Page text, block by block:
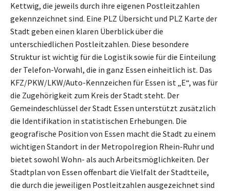
Kettwig, die jeweils durch ihre eigenen Postleitzahlen
gekennzeichnet sind. Eine PLZ Übersicht und PLZ Karte der
Stadt geben einen klaren Überblick über die
unterschiedlichen Postleitzahlen. Diese besondere
Struktur ist wichtig für die Logistik sowie für die Einteilung
der Telefon-Vorwahl, die in ganz Essen einheitlich ist. Das
KFZ/PKW/LKW/Auto-Kennzeichen für Essen ist „E“, was für
die Zugehörigkeit zum Kreis der Stadt steht. Der
Gemeindeschlüssel der Stadt Essen unterstützt zusätzlich
die Identifikation in statistischen Erhebungen. Die
geografische Position von Essen macht die Stadt zu einem
wichtigen Standort in der Metropolregion Rhein-Ruhr und
bietet sowohl Wohn- als auch Arbeitsmöglichkeiten. Der
Stadtplan von Essen offenbart die Vielfalt der Stadtteile,
die durch die jeweiligen Postleitzahlen ausgezeichnet sind